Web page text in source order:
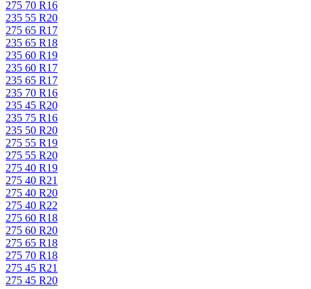
275 70 R16
235 55 R20
275 65 R17
235 65 R18
235 60 R19
235 60 R17
235 65 R17
235 70 R16
235 45 R20
235 75 R16
235 50 R20
275 55 R19
275 55 R20
275 40 R19
275 40 R21
275 40 R20
275 40 R22
275 60 R18
275 60 R20
275 65 R18
275 70 R18
275 45 R21
275 45 R20